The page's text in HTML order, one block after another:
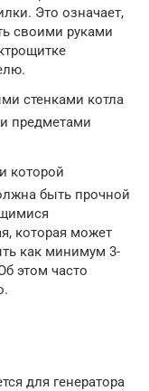
Это означает,
своими руками
стенками котла
предметами
которой
быть прочной
которая может
как минимум 3-
этом часто
для генератора